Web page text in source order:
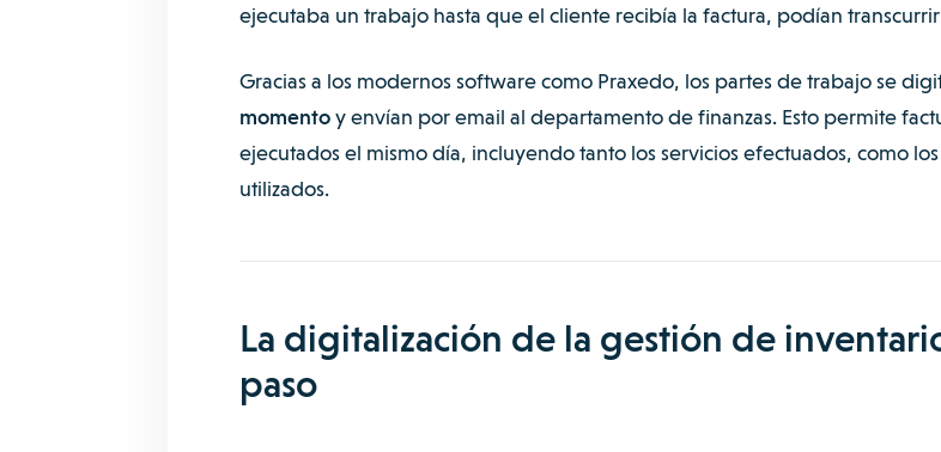
ejecutaba un trabajo hasta que el cliente recibía la factura, podían transcurrir
Gracias a los modernos software como Praxedo, los partes de trabajo se
momentoy envían por email al departamento de finanzas. Esto permite
ejecutados el mismo día, incluyendo tanto los servicios efectuados, como
utilizados.
La digitalización de la gestión de
paso